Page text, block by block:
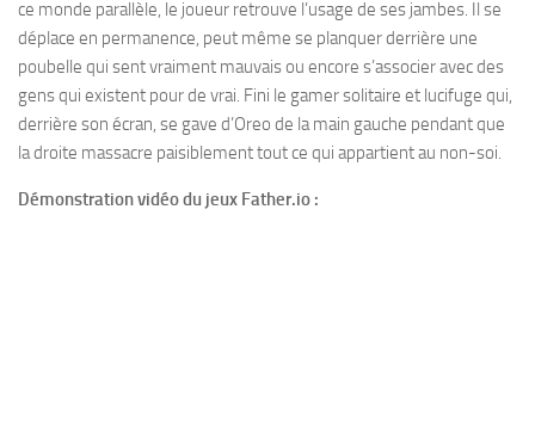
ce monde parallèle, le joueur retrouve l’usage de ses jambes. Il se
déplace en permanence, peut même se planquer derrière une
poubelle qui sent vraiment mauvais ou encore s’associer avec des
gens qui existent pour de vrai. Fini le gamer solitaire et lucifuge qui,
derrière son écran, se gave d’Oreo de la main gauche pendant que
la droite massacre paisiblement tout ce qui appartient au non-soi.
Démonstration vidéo du jeux Father.io :